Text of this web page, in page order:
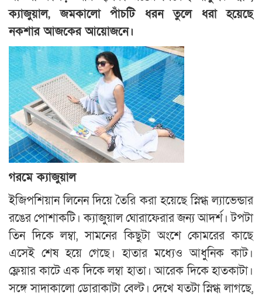
ক্যাজুয়াল, জমকালো পাঁচটি ধরন তুলে ধরা হয়েছে
নকশার আজকের আয়োজনে।
গরমে ক্যাজুয়াল
ইজিপশিয়ান লিনেন দিয়ে তৈরি করা হয়েছে স্নিগ্ধ ল্যাভেন্ডার
রঙের পোশাকটি। ক্যাজুয়াল ঘোরাফেরার জন্য আদর্শ। টপটা
তিন দিকে লম্বা, সামনের কিছুটা অংশে কোমরের কাছে
এসেই শেষ হয়ে গেছে। হাতার মধ্যেও আধুনিক কাট।
ফ্লেয়ার কাটে এক দিকে লম্বা হাতা। আরেক দিকে হাতকাটা।
সঙ্গে সাদাকালো ডোরাকাটা বেল্ট। দেখে যতটা স্নিগ্ধ লাগছে,